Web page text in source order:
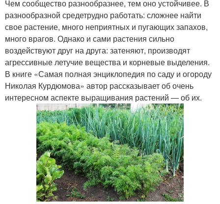
Чем сообщество разнообразнее, тем оно устойчивее. В
разнообразной средетрудно работать: сложнее найти
свое растение, много неприятных и пугающих запахов,
много врагов. Однако и сами растения сильно
воздействуют друг на друга: затеняют, производят
агрессивные летучие вещества и корневые выделения.
В книге «Самая полная энциклопедия по саду и огороду
Николая Курдюмова» автор рассказывает об очень
интересном аспекте выращивания растений — об их.